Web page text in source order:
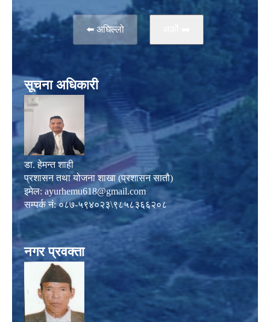
⬅️ अघिल्लो
सूचना अधिकारी
डा. हेमन्त शाही
प्रशासन तथा योजना शाखा (प्रशासन सातौ)
इमेल: ayurhemu618@gmail.com
सम्पर्क नं: ०८७-५९४०२३\९८५८३६६२०८
नगर प्रवक्ता